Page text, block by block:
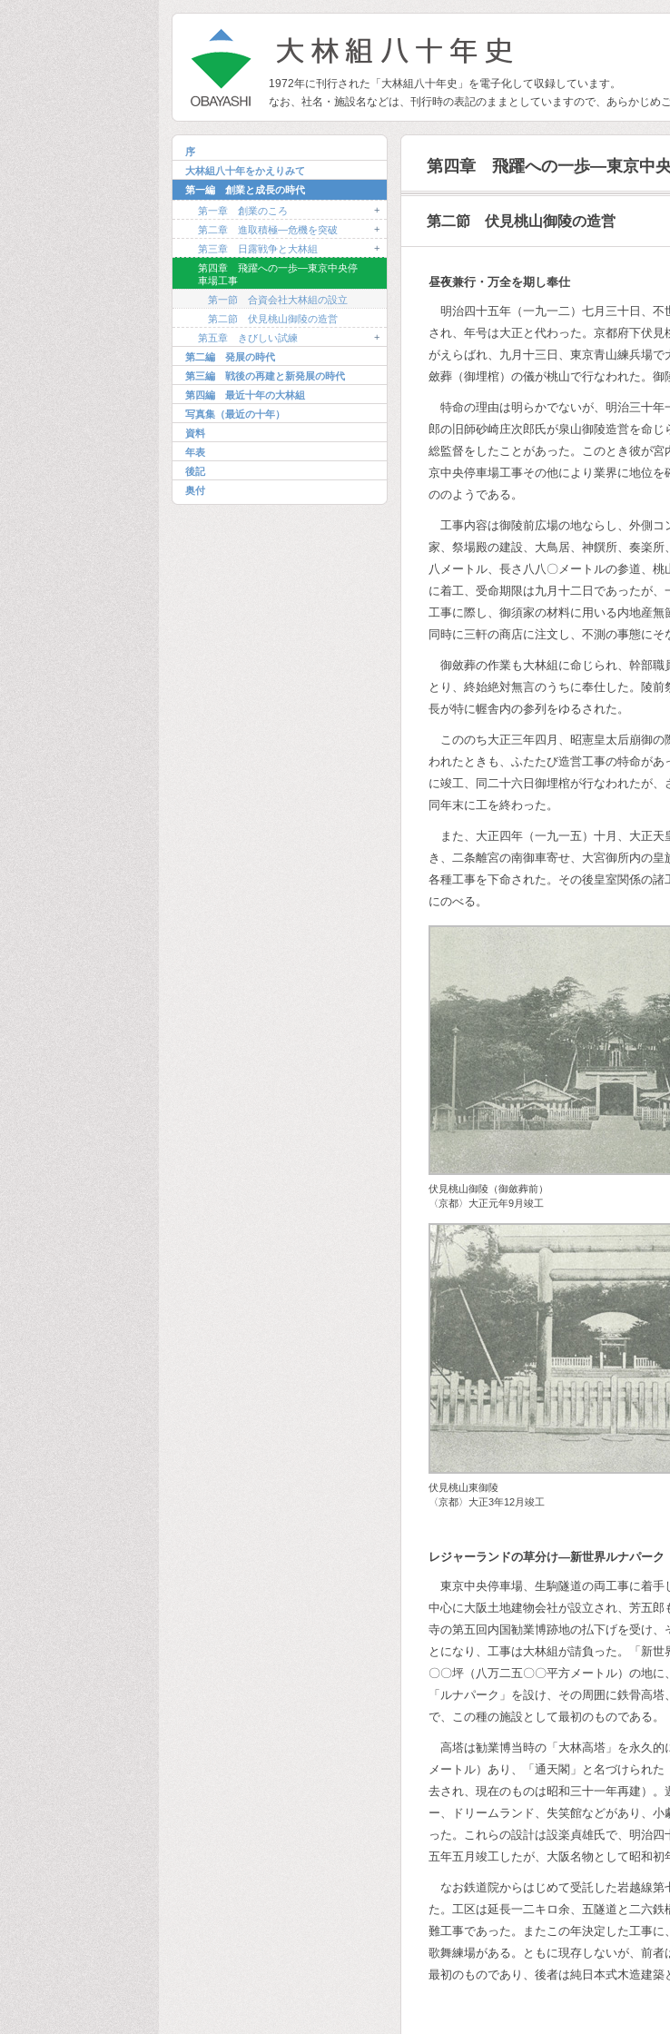
1972年に刊行された「大林組八十年史」を電子化して収録しています。
なお、社名・施設名などは、刊行時の表記のままとしていますので、あらかじめご
序
大林組八十年をかえりみて
第一編 創業と成長の時代
第一章 創業のころ
+
第二章 進取積極―危機を突破
+
第三章 日露戦争と大林組
+
第四章 飛躍への一歩―東京中央停
車場工事
第一節 合資会社大林組の設立
第二節 伏見桃山御陵の造営
第五章 きびしい試練
+
第二編 発展の時代
第三編 戦後の再建と新発展の時代
第四編 最近十年の大林組
写真集（最近の十年）
資料
年表
後記
奥付
第四章 飛躍への一歩―東京中
第二節 伏見桃山御陵の造営
昼夜兼行・万全を期し奉仕
明治四十五年（一九一二）七月三十日、
され、年号は大正と代わった。京都府下伏
がえらばれ、九月十三日、東京青山練兵場
斂葬（御埋棺）の儀が桃山で行なわれた。御
特命の理由は明らかでないが、明治三十
郎の旧師砂崎庄次郎氏が泉山御陵造営を命
総監督をしたことがあった。このとき彼が
京中央停車場工事その他により業界に地位
ののようである。
工事内容は御陵前広場の地ならし、外側
家、祭場殿の建設、大鳥居、神饌所、奏楽所
八メートル、長さ八八〇メートルの参道、
に着工、受命期限は九月十二日であったが
工事に際し、御須家の材料に用いる内地産
同時に三軒の商店に注文し、不測の事態にそ
御斂葬の作業も大林組に命じられ、幹部
とり、終始絶対無言のうちに奉仕した。陵
長が特に幄舎内の参列をゆるされた。
こののち大正三年四月、昭憲皇太后崩御
われたときも、ふたたび造営工事の特命があ
に竣工、同二十六日御埋棺が行なわれたが、
同年末に工を終わった。
また、大正四年（一九一五）十月、大正
き、二条離宮の南御車寄せ、大宮御所内の皇
各種工事を下命された。その後皇室関係の諸
にのべる。
伏見桃山御陵（御斂葬前）
〈京都〉大正元年9月竣工
伏見桃山東御陵
〈京都〉大正3年12月竣工
レジャーランドの草分け―新世界ルナパーク
東京中央停車場、生駒隧道の両工事に着
中心に大阪土地建物会社が設立され、芳五
寺の第五回内国勧業博跡地の払下げを受け、
とになり、工事は大林組が請負った。「新
〇〇坪（八万二五〇〇平方メートル）の地
「ルナパーク」を設け、その周囲に鉄骨高
で、この種の施設として最初のものである。
高塔は勧業博当時の「大林高塔」を永久
メートル）あり、「通天閣」と名づけられ
去され、現在のものは昭和三十一年再建）
ー、ドリームランド、失笑館などがあり、
った。これらの設計は設楽貞雄氏で、明治
五年五月竣工したが、大阪名物として昭和初
なお鉄道院からはじめて受託した岩越線
た。工区は延長一二キロ余、五隧道と二六
難工事であった。またこの年決定した工事
歌舞練場がある。ともに現存しないが、前
最初のものであり、後者は純日本式木造建築